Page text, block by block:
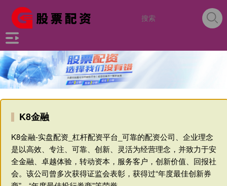
K8金融
K8金融-实盘配资_杠杆配资平台_可靠的配资公司、企业理念
是以高效、专注、可靠、创新、灵活为经营理念，并致力于安
全金融、卓越体验，转动资本，服务客户，创新价值、回报社
会。该公司曾多次获得证监会表彰，获得过“年度最佳创新券